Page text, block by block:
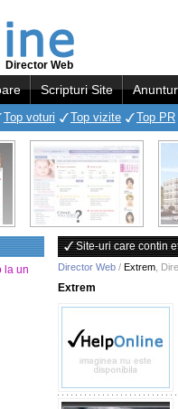
Director Web
Scripturi Site
Top voturi Top vizite Top PR
la un
Site-uri care contin
Director Web / Extrem
Extrem